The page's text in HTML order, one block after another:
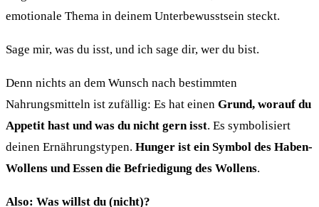
emotionale Thema in deinem Unterbewusstsein steckt.
Sage mir, was du isst, und ich sage dir, wer du bist.
Denn nichts an dem Wunsch nach bestimmten
Nahrungsmitteln ist zufällig: Es hat einen Grund, worauf du
Appetit hast und was du nicht gern isst. Es symbolisiert
deinen Ernährungstypen. Hunger ist ein Symbol des Haben-
Wollens und Essen die Befriedigung des Wollens.
Also: Was willst du (nicht)?